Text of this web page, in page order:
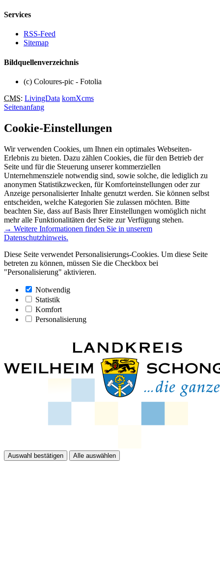
Services
RSS-Feed
Sitemap
Bildquellenverzeichnis
(c) Coloures-pic - Fotolia
CMS: LivingData komXcms
Seitenanfang
Cookie-Einstellungen
Wir verwenden Cookies, um Ihnen ein optimales Webseiten-
Erlebnis zu bieten. Dazu zählen Cookies, die für den Betrieb der
Seite und für die Steuerung unserer kommerziellen
Unternehmensziele notwendig sind, sowie solche, die lediglich zu
anonymen Statistikzwecken, für Komforteinstellungen oder zur
Anzeige personalisierter Inhalte genutzt werden. Sie können selbst
entscheiden, welche Kategorien Sie zulassen möchten. Bitte
beachten Sie, dass auf Basis Ihrer Einstellungen womöglich nicht
mehr alle Funktionalitäten der Seite zur Verfügung stehen.
→ Weitere Informationen finden Sie in unserem
Datenschutzhinweis.
Diese Seite verwendet Personalisierungs-Cookies. Um diese Seite
betreten zu können, müssen Sie die Checkbox bei
"Personalisierung" aktivieren.
Notwendig
Statistik
Komfort
Personalisierung
Auswahl bestätigen Alle auswählen